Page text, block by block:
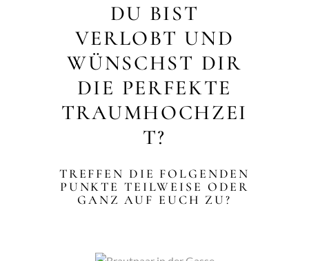
DU BIST
VERLOBT UND
WÜNSCHST DIR
DIE PERFEKTE
TRAUMHOCHZEI
T?
TREFFEN DIE FOLGENDEN
PUNKTE TEILWEISE ODER
GANZ AUF EUCH ZU?